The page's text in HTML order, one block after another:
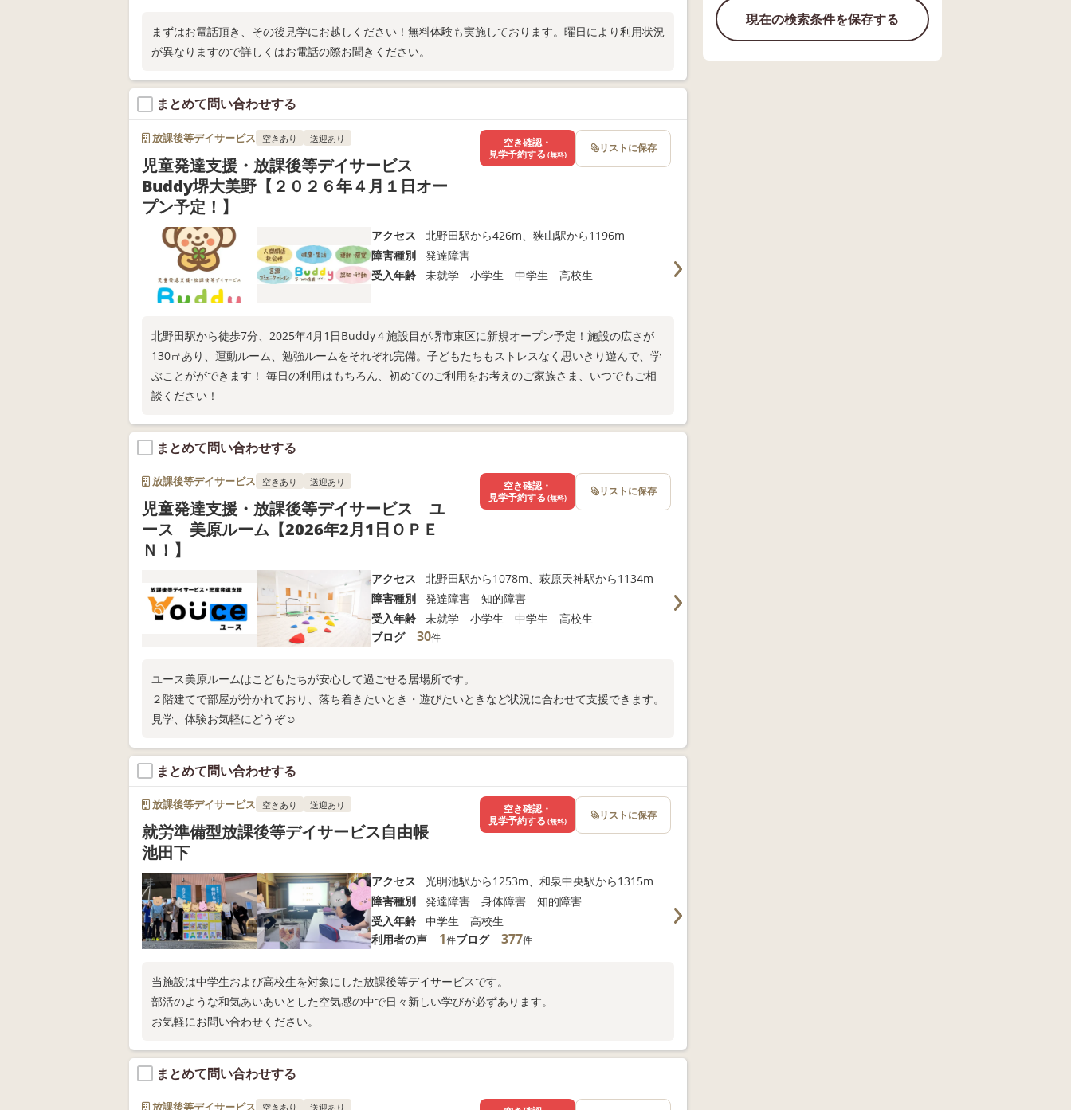
まずはお電話頂き、その後見学にお越しください！無料体験も実施しております。曜日により利用状況
が異なりますので詳しくはお電話の際お聞きください。
まとめて問い合わせする
放課後等デイサービス 空きあり 送迎あり
児童発達支援・放課後等デイサービス
Buddy堺大美野【２０２６年４月１日オー
プン予定！】
アクセス
北野田駅から426m、狭山駅から1196m
障害種別
発達障害
受入年齢
未就学 小学生 中学生 高校生
北野田駅から徒歩7分、2025年4月1日Buddy４施設目が堺市東区に新規オープン予定！施設の広さが
130㎡あり、運動ルーム、勉強ルームをそれぞれ完備。子どもたちもストレスなく思いきり遊んで、学
ぶことがができます！ 毎日の利用はもちろん、初めてのご利用をお考えのご家族さま、いつでもご相
談ください！
空き確認・
見学予約する (無料) リストに保存
まとめて問い合わせする
放課後等デイサービス 空きあり 送迎あり
児童発達支援・放課後等デイサービス ユ
ース 美原ルーム【2026年2月1日ＯＰＥ
Ｎ！】
アクセス
北野田駅から1078m、萩原天神駅から1134m
障害種別
発達障害 知的障害
受入年齢
未就学 小学生 中学生 高校生
ブログ
30件
ユース美原ルームはこどもたちが安心して過ごせる居場所です。
２階建てで部屋が分かれており、落ち着きたいとき・遊びたいときなど状況に合わせて支援できます。
見学、体験お気軽にどうぞ☺
空き確認・
見学予約する (無料) リストに保存
まとめて問い合わせする
放課後等デイサービス 空きあり 送迎あり
就労準備型放課後等デイサービス自由帳
池田下
アクセス
光明池駅から1253m、和泉中央駅から1315m
障害種別
発達障害 身体障害 知的障害
受入年齢
中学生 高校生
利用者の声
1件ブログ 377件
当施設は中学生および高校生を対象にした放課後等デイサービスです。
部活のような和気あいあいとした空気感の中で日々新しい学びが必ずあります。
お気軽にお問い合わせください。
空き確認・
見学予約する (無料) リストに保存
まとめて問い合わせする
放課後等デイサービス 空きあり 送迎あり
現在の検索条件を保存する